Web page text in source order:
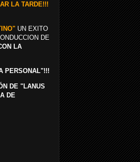
LA TARDE!!!
UN EXITO
DE
LA
PERSONAL"!!!
DE "LANUS
DE